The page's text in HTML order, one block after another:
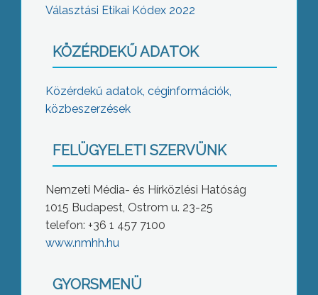
Választási Etikai Kódex 2022
KÖZÉRDEKŰ ADATOK
Közérdekű adatok, céginformációk,
közbeszerzések
FELÜGYELETI SZERVÜNK
Nemzeti Média- és Hírközlési Hatóság
1015 Budapest, Ostrom u. 23-25
telefon: +36 1 457 7100
www.nmhh.hu
GYORSMENÜ